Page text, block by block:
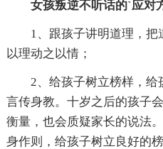
女孩叛逆不听话的`应对
1、跟孩子讲明道理，把
以理动之以情；
2、给孩子树立榜样，给
言传身教。十岁之后的孩子
衡量，也会质疑家长的说法
身作则，给孩子树立良好的